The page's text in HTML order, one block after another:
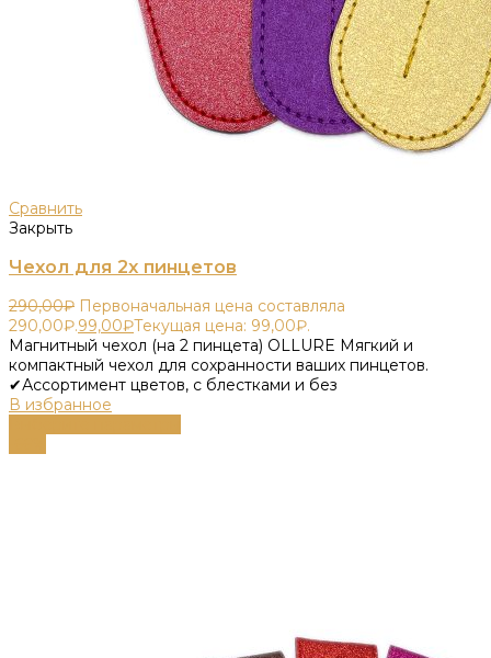
Сравнить
Закрыть
Чехол для 2х пинцетов
290,00₽ Первоначальная цена составляла
290,00₽.99,00₽Текущая цена: 99,00₽.
Магнитный чехол (на 2 пинцета) OLLURE Мягкий и
компактный чехол для сохранности ваших пинцетов.
✔Ассортимент цветов, с блестками и без
В избранное